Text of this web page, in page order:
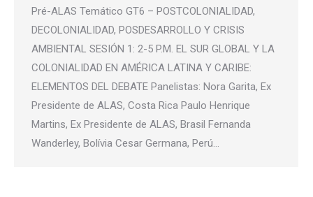
Pré-ALAS Temático GT6 – POSTCOLONIALIDAD,
DECOLONIALIDAD, POSDESARROLLO Y CRISIS
AMBIENTAL SESIÓN 1: 2-5 P.M. EL SUR GLOBAL Y LA
COLONIALIDAD EN AMÉRICA LATINA Y CARIBE:
ELEMENTOS DEL DEBATE Panelistas: Nora Garita, Ex
Presidente de ALAS, Costa Rica Paulo Henrique
Martins, Ex Presidente de ALAS, Brasil Fernanda
Wanderley, Bolívia Cesar Germana, Perú…